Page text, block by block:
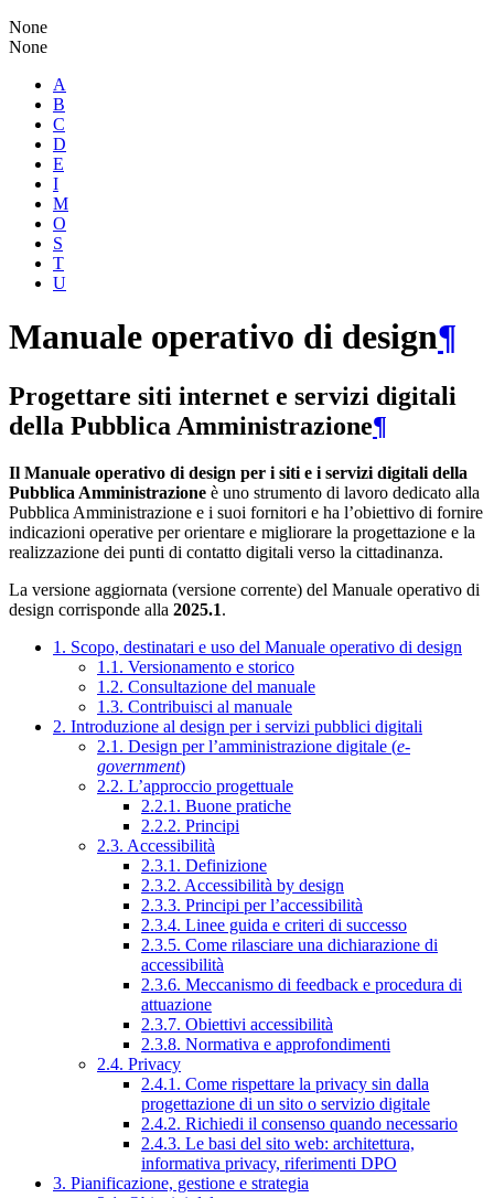
None
None
A
B
C
D
E
I
M
O
S
T
U
Manuale operativo di design¶
Progettare siti internet e servizi digitali
della Pubblica Amministrazione¶
Il Manuale operativo di design per i siti e i servizi digitali della
Pubblica Amministrazione è uno strumento di lavoro dedicato alla
Pubblica Amministrazione e i suoi fornitori e ha l’obiettivo di fornire
indicazioni operative per orientare e migliorare la progettazione e la
realizzazione dei punti di contatto digitali verso la cittadinanza.
La versione aggiornata (versione corrente) del Manuale operativo di
design corrisponde alla 2025.1.
1. Scopo, destinatari e uso del Manuale operativo di design
1.1. Versionamento e storico
1.2. Consultazione del manuale
1.3. Contribuisci al manuale
2. Introduzione al design per i servizi pubblici digitali
2.1. Design per l’amministrazione digitale (e-
government)
2.2. L’approccio progettuale
2.2.1. Buone pratiche
2.2.2. Principi
2.3. Accessibilità
2.3.1. Definizione
2.3.2. Accessibilità by design
2.3.3. Principi per l’accessibilità
2.3.4. Linee guida e criteri di successo
2.3.5. Come rilasciare una dichiarazione di
accessibilità
2.3.6. Meccanismo di feedback e procedura di
attuazione
2.3.7. Obiettivi accessibilità
2.3.8. Normativa e approfondimenti
2.4. Privacy
2.4.1. Come rispettare la privacy sin dalla
progettazione di un sito o servizio digitale
2.4.2. Richiedi il consenso quando necessario
2.4.3. Le basi del sito web: architettura,
informativa privacy, riferimenti DPO
3. Pianificazione, gestione e strategia